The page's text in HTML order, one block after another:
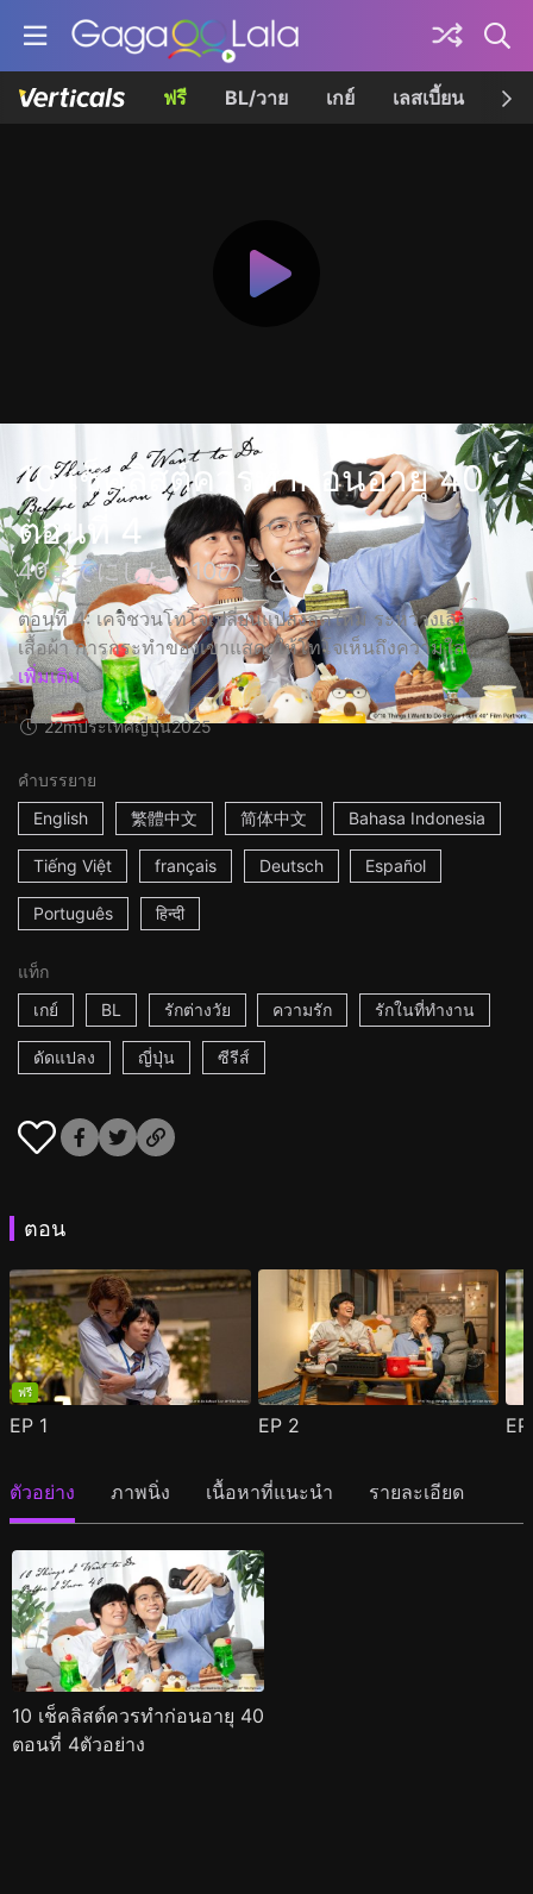
ฟรี BL/วาย เกย์ เลสเบี้ยน เค
10 เช็คลิสต์ควรทำก่อนอายุ 40
ตอนที่ 4
40までにしたい10のこと
ตอนที่ 4: เคจิชวนโทโจเปลี่ยนแปลงลุคใหม่ ระหว่างเลือก
เสื้อผ้า การกระทำของเขาแสดงให้โทโจเห็นถึงความใส...
เพิ่มเติม
22mประเทศญี่ปุ่น2025
คำบรรยาย
English
繁體中文 简体中文 Bahasa Indonesia
Tiếng Việt français Deutsch Español
Português हिन्दी
แท็ก
เกย์
BL รักต่างวัย ความรัก รักในที่ทำงาน
ดัดแปลง ญี่ปุ่น ซีรีส์
ตอน
ฟรี
EP 1 EP 2
ตัวอย่าง ภาพนิ่ง เนื้อหาที่แนะนำ รายละเอียด
10 เช็คลิสต์ควรทำก่อนอายุ 40
ตอนที่ 4ตัวอย่าง